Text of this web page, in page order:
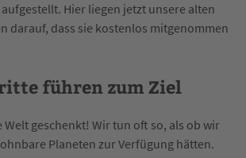
Hier liegen jetzt unsere alten
darauf, dass sie kostenlos mitgenommen
führen zum Ziel
Welt geschenkt! Wir tun oft so, als ob wir
Planeten zur Verfügung hätten.